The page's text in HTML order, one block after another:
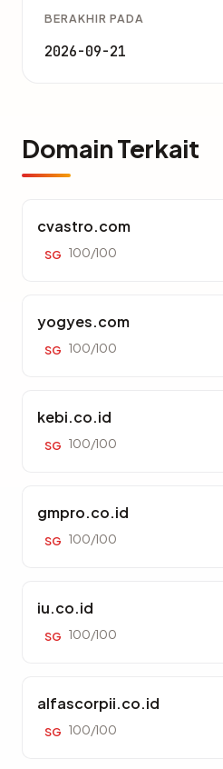
BERAKHIR PADA
2026-09-21
Domain Terkait
cvastro.com
SG 100/100
yogyes.com
SG 100/100
kebi.co.id
SG 100/100
gmpro.co.id
SG 100/100
iu.co.id
SG 100/100
alfascorpii.co.id
SG 100/100